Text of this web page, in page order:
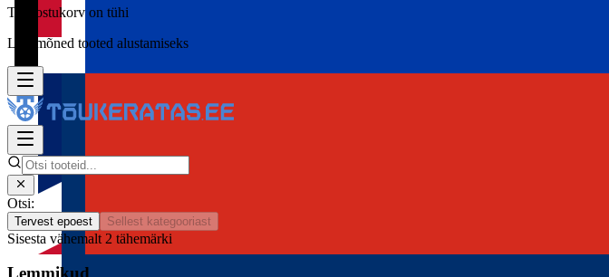
Teie ostukorv on tühi
Lisa mõned tooted alustamiseks
Otsi:
Tervest epoest Sellest kategooriast
Sisesta vähemalt 2 tähemärki